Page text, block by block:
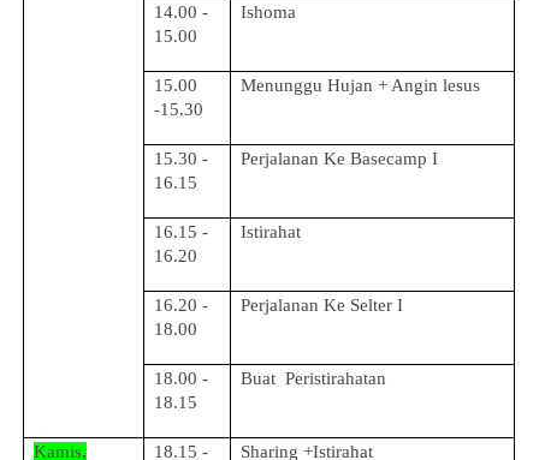
14.00 -
15.00
Ishoma
15.00
-15.30
Menunggu Hujan + Angin lesus
15.30 -
16.15
Perjalanan Ke Basecamp I
16.15 -
16.20
Istirahat
16.20 -
18.00
Perjalanan Ke Selter I
18.00 -
18.15
Buat Peristirahatan
Kamis,
18.15 -
Sharing +Istirahat